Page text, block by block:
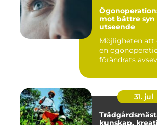
mot bättre syn
utseende
Möjligheten att
en
förändrats
31. jul
kunskap,